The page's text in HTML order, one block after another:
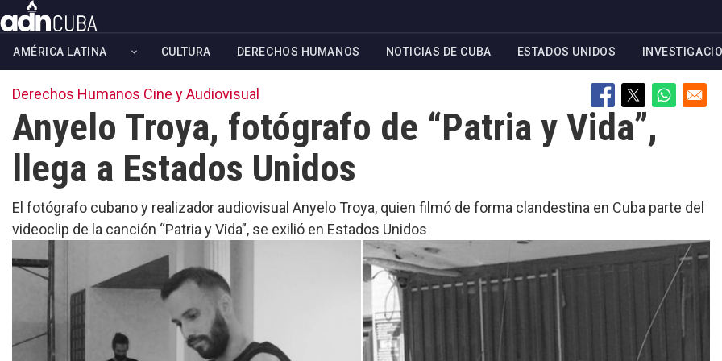
Skip
to
main
AMÉRICA LATINA CULTURA DERECHOS HUMANOS NOTICIAS DE CUBA ESTADOS UNIDOS
Derechos Humanos Cine y Audiovisual
Anyelo Troya, fotógrafo de “Patria y Vida”,
llega a Estados Unidos
El fotógrafo cubano y realizador audiovisual Anyelo Troya, quien filmó de forma clandestina en Cuba parte del
videoclip de la canción “Patria y Vida”, se exilió en Estados Unidos